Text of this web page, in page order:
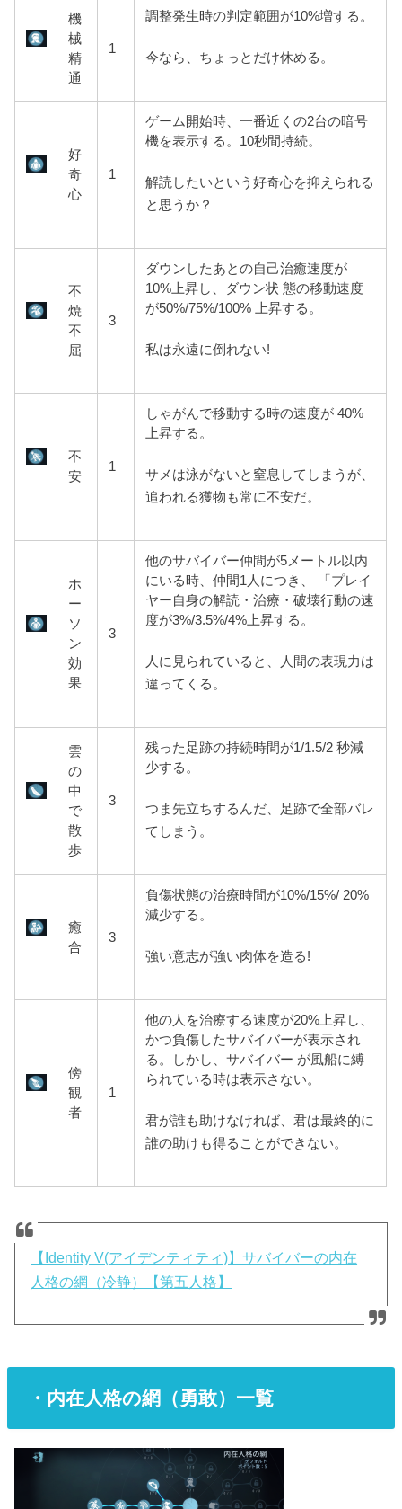
機
械
精
通
1
調整発生時の判定範囲が10%増する。
今なら、ちょっとだけ休める。
好
奇
心
1
ゲーム開始時、一番近くの2台の暗号
機を表示する。10秒間持続。
解読したいという好奇心を抑えられる
と思うか？
不
焼
不
屈
3
ダウンしたあとの自己治癒速度が
10%上昇し、ダウン状 態の移動速度
が50%/75%/100% 上昇する。
私は永遠に倒れない!
不
安
1
しゃがんで移動する時の速度が 40%
上昇する。
サメは泳がないと窒息してしまうが、
追われる獲物も常に不安だ。
ホ
ー
ソ
ン
効
果
3
他のサバイバー仲間が5メートル以内
にいる時、仲間1人につき、 「プレイ
ヤー自身の解読・治療・破壊行動の速
度が3%/3.5%/4%上昇する。
人に見られていると、人間の表現力は
違ってくる。
雲
の
中
で
散
歩
3
残った足跡の持続時間が1/1.5/2 秒減
少する。
つま先立ちするんだ、足跡で全部バレ
てしまう。
癒
合
3
負傷状態の治療時間が10%/15%/ 20%
減少する。
強い意志が強い肉体を造る!
傍
観
者
1
他の人を治療する速度が20%上昇し、
かつ負傷したサバイバーが表示され
る。しかし、サバイバー が風船に縛
られている時は表示さない。
君が誰も助けなければ、君は最終的に
誰の助けも得ることができない。
【Identity V(アイデンティティ)】サバイバーの内在
人格の網（冷静）【第五人格】
・内在人格の網（勇敢）一覧